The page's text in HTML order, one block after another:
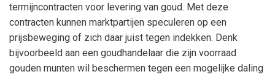
termijncontracten voor levering van goud. Met deze
contracten kunnen marktpartijen speculeren op een
prijsbeweging of zich daar juist tegen indekken. Denk
bijvoorbeeld aan een goudhandelaar die zijn voorraad
gouden munten wil beschermen tegen een mogelijke daling